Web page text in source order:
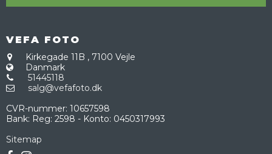
VEFA FOTO
Kirkegade 11B , 7100 Vejle
Danmark
51445118
salg@vefafoto.dk
CVR-nummer: 10657598
Bank: Reg: 2598 - Konto: 0450317993
Sitemap